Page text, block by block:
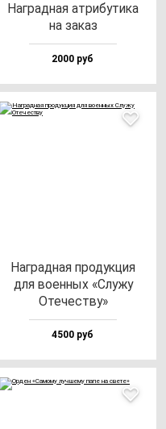
Наг­рад­ная ат­ри­бу­ти­ка
на за­каз
2000 руб
Наг­рад­ная про­дук­ция
для во­ен­ных «Слу­жу
Оте­чес­тву»
4500 руб